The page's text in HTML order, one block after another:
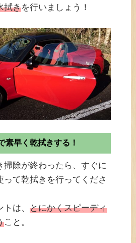
拭きを行いましょう！
素早く乾拭きする！
掃除が終わったら、すぐに
って乾拭きを行ってくださ
は、 とにかくスピーディ
こと。